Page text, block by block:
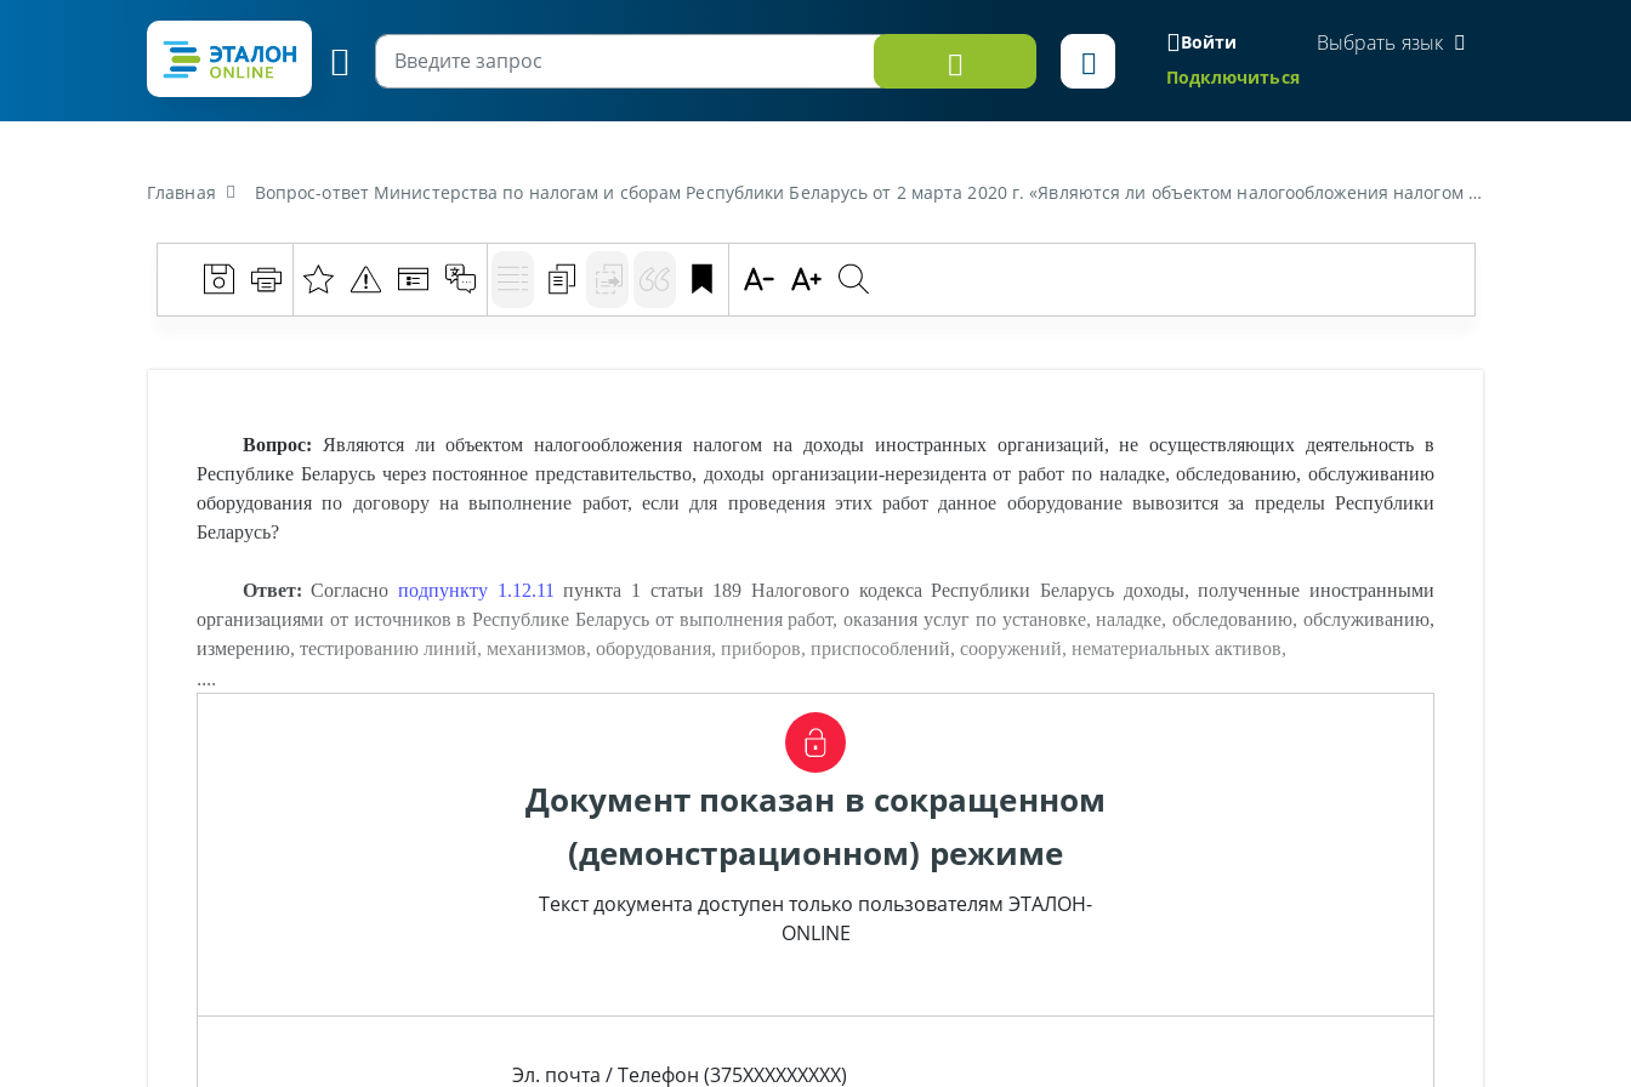
Войти
Подключиться
Выбрать язык
Главная Вопрос-ответ Министерства по налогам и сборам Республики Беларусь от 2 марта 2020 г. «Являются ли объектом налогообложения налогом на доходы иностранных организаций, не осуществляющих деятельность в Республике Беларусь через постоянное представительство, доходы организации-нерезидента от работ по наладке, обследованию, обслуживанию оборудования по договору на выполнение работ, если для проведения этих работ данное оборудование вывозится за пределы Республики Беларусь?»
Вопрос: Являются ли объектом налогообложения налогом на доходы иностранных организаций, не осуществляющих деятельность в
Республике Беларусь через постоянное представительство, доходы организации-нерезидента от работ по наладке, обследованию, обслуживанию
оборудования по договору на выполнение работ, если для проведения этих работ данное оборудование вывозится за пределы Республики
Беларусь?
Ответ: Согласноподпункту 1.12.11 пункта 1 статьи 189 Налогового кодекса Республики Беларусь доходы, полученные иностранными
организациями от источников в Республике Беларусь от выполнения работ, оказания услуг по установке, наладке, обследованию, обслуживанию,
измерению, тестированию линий, механизмов, оборудования, приборов, приспособлений, сооружений, нематериальных активов,
....
Документ показан в сокращенном
(демонстрационном) режиме
Текст документа доступен только пользователям ЭТАЛОН-
ONLINE
Эл. почта / Телефон (375XXXXXXXXX)